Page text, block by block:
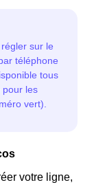
votre ligne,